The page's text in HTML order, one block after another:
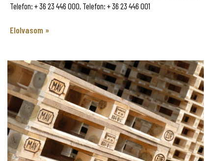
Telefon: + 36 23 446 000, Telefon: + 36 23 446 001
Elolvasom »